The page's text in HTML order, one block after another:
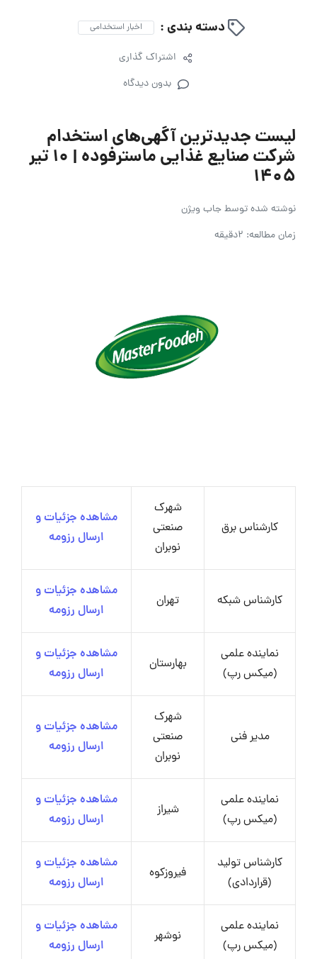
دسته بندی : اخبار استخدامی
اشتراک گذاری
بدون دیدگاه
لیست جدیدترین آگهی‌های استخدام
شرکت صنایع غذایی ماسترفوده | ۱۰ تیر
۱۴۰۵
نوشته شده توسطجاب ویژن
زمان مطالعه: 2دقیقه
کارشناس برق
شهرک
صنعتی
نوبران
مشاهده جزئیات و
ارسال رزومه
کارشناس شبکه تهران
مشاهده جزئیات و
ارسال رزومه
نماینده علمی
(میکس رپ)
بهارستان
مشاهده جزئیات و
ارسال رزومه
مدیر فنی
شهرک
صنعتی
نوبران
مشاهده جزئیات و
ارسال رزومه
نماینده علمی
(میکس رپ)
شیراز
مشاهده جزئیات و
ارسال رزومه
کارشناس تولید
(قراردادی)
فیروزکوه
مشاهده جزئیات و
ارسال رزومه
نماینده علمی
(میکس رپ)
نوشهر
مشاهده جزئیات و
ارسال رزومه